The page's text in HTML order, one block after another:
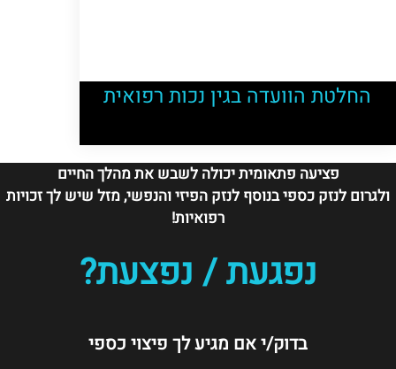
החלטת הוועדה בגין נכות רפואית
פציעה פתאומית יכולה לשבש את מהלך החיים
ולגרום לנזק כספי בנוסף לנזק הפיזי והנפשי, מזל שיש לך זכויות
רפואיות!
נפגעת / נפצעת?
בדוק/י אם מגיע לך פיצוי כספי